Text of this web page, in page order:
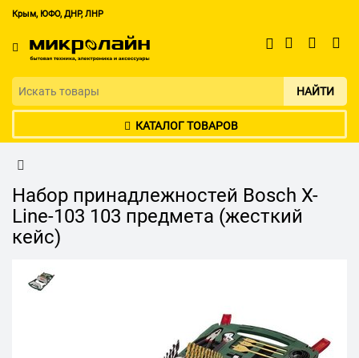
Крым, ЮФО, ДНР, ЛНР
НАЙТИ
КАТАЛОГ ТОВАРОВ
Набор принадлежностей Bosch X-
Line-103 103 предмета (жесткий
кейс)